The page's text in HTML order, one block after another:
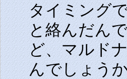
タイミング
と絡んだん
ど、マルド
んでしょう